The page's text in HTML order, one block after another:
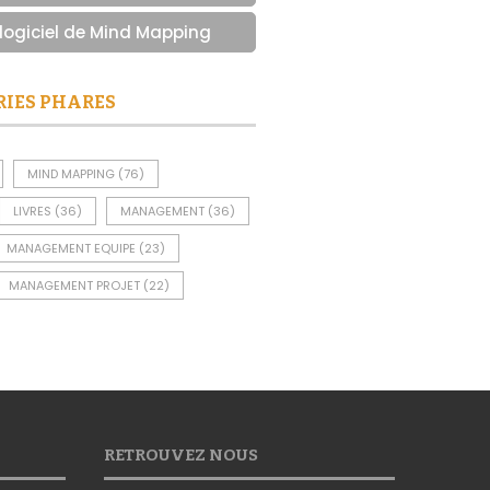
de Mind Mapping
PHARES
MIND MAPPING (76)
LIVRES (36) MANAGEMENT (36)
MANAGEMENT EQUIPE (23)
MANAGEMENT PROJET (22)
RETROUVEZ NOUS